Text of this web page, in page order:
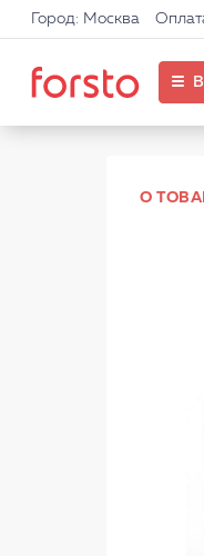
Город: Москва
О